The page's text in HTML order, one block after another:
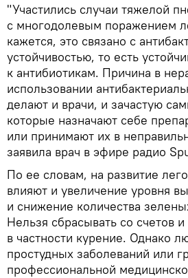
"Участились случаи тяжелой
с многодолевым поражением
кажется, это связано с
устойчивостью, то есть
к антибиотикам. Причина в
использовании
делают и врачи, и зачастую
которые назначают себе
или принимают их в
заявила врач в эфире радио
По ее словам, на развитие
влияют и увеличение уровня
и снижение количества
Нельзя сбрасывать со счетов
в частности курение. Однако
простудных заболеваний или
профессиональной